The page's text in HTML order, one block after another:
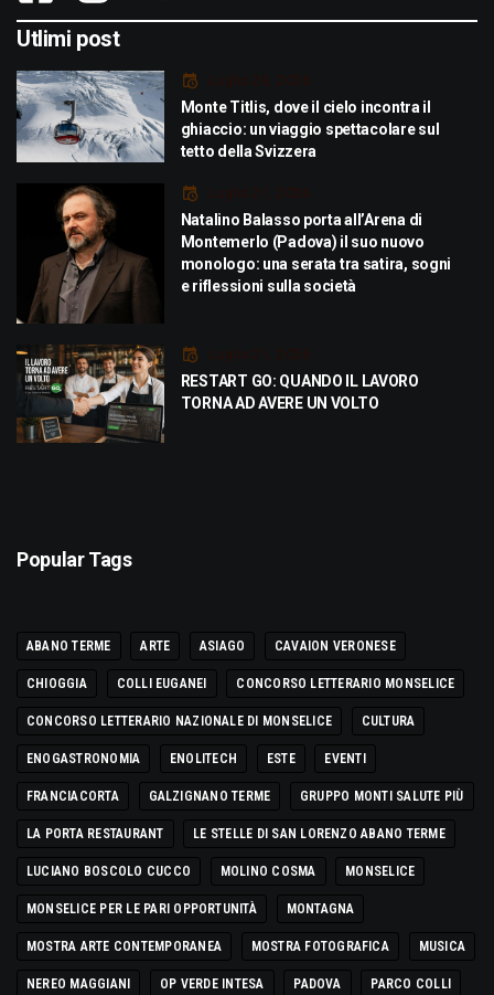
Utlimi post
Luglio 29, 2026
Monte Titlis, dove il cielo incontra il
ghiaccio: un viaggio spettacolare sul
tetto della Svizzera
Luglio 21, 2026
Natalino Balasso porta all’Arena di
Montemerlo (Padova) il suo nuovo
monologo: una serata tra satira, sogni
e riflessioni sulla società
Luglio 21, 2026
RESTART GO: QUANDO IL LAVORO
TORNA AD AVERE UN VOLTO
Popular Tags
ABANO TERME ARTE ASIAGO CAVAION VERONESE
CHIOGGIA COLLI EUGANEI CONCORSO LETTERARIO MONSELICE
CONCORSO LETTERARIO NAZIONALE DI MONSELICE CULTURA
ENOGASTRONOMIA ENOLITECH ESTE EVENTI
FRANCIACORTA GALZIGNANO TERME GRUPPO MONTI SALUTE PIÙ
LA PORTA RESTAURANT LE STELLE DI SAN LORENZO ABANO TERME
LUCIANO BOSCOLO CUCCO MOLINO COSMA MONSELICE
MONSELICE PER LE PARI OPPORTUNITÀ MONTAGNA
MOSTRA ARTE CONTEMPORANEA MOSTRA FOTOGRAFICA MUSICA
NEREO MAGGIANI OP VERDE INTESA PADOVA PARCO COLLI